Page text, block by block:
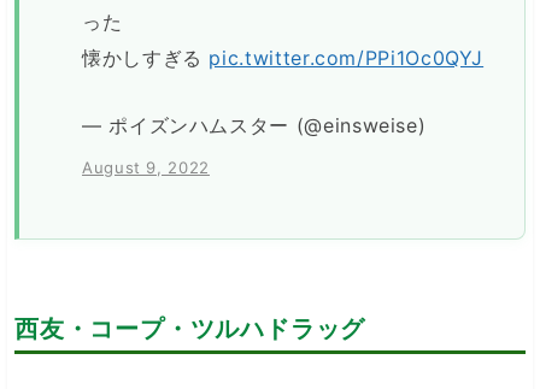
った
懐かしすぎる pic.twitter.com/PPi1Oc0QYJ
— ポイズンハムスター (@einsweise)
August 9, 2022
西友・コープ・ツルハドラッグ